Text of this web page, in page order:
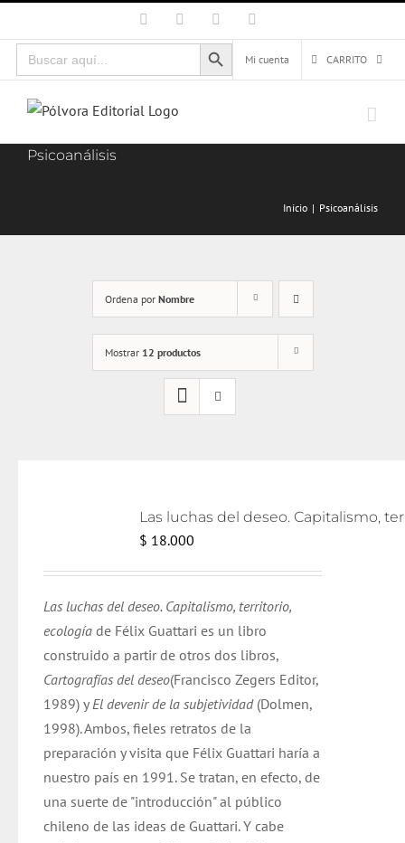
al
contenido
Facebook Instagram
Buscar:
Botón de búsqueda
Mi cuenta
CARRITO
Psicoanálisis
Inicio Psicoanálisis
Ordena por Nombre
Mostrar 12 productos
Las
$ 18.000
Las luchas del deseo. Capitalismo, territorio,
ecología de Félix Guattari es un libro
construido a partir de otros dos libros,
Cartografías del deseo(Francisco Zegers Editor,
1989) yEl devenir de la subjetividad(Dolmen,
1998). Ambos, fieles retratos de la
preparación y visita que Félix Guattari haría a
nuestro país en 1991. Se tratan, en efecto, de
una suerte de "introducción" al público
chileno de las ideas de Guattari. Y cabe